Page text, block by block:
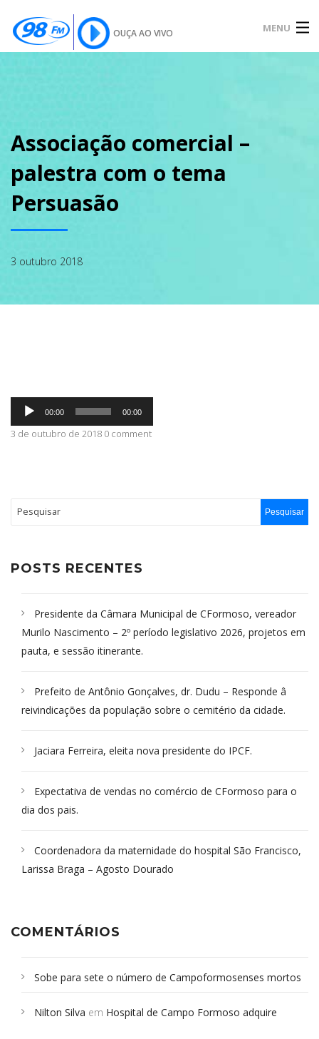
OUÇA AO VIVO MENU
SOBRE
NOTÍCIAS
CONTATO
Associação comercial –
palestra com o tema
Persuasão
3 outubro 2018
Tocador
áudio
00:00 00:00
3 de outubro de 2018 0 comment
POSTS RECENTES
Presidente da Câmara Municipal de CFormoso, vereador
Murilo Nascimento – 2º período legislativo 2026, projetos em
pauta, e sessão itinerante.
Prefeito de Antônio Gonçalves, dr. Dudu – Responde â
reivindicações da população sobre o cemitério da cidade.
Jaciara Ferreira, eleita nova presidente do IPCF.
Expectativa de vendas no comércio de CFormoso para o
dia dos pais.
Coordenadora da maternidade do hospital São Francisco,
Larissa Braga – Agosto Dourado
COMENTÁRIOS
Sobe para sete o número de Campoformosenses mortos
Campoformosenses que morreram em desabamentos são
Nilton Silva em Hospital de Campo Formoso adquire